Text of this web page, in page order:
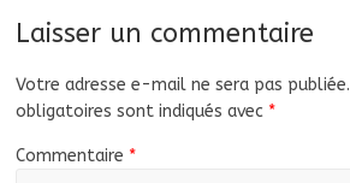
Laisser un commentaire
Votre adresse e-mail ne sera pas publiée.
obligatoires sont indiqués avec *
Commentaire *